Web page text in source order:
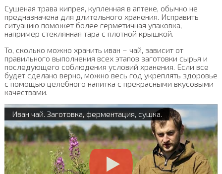
Сушеная трава кипрея, купленная в аптеке, обычно не
предназначена для длительного хранения. Исправить
ситуацию поможет более герметичная упаковка,
например стеклянная тара с плотной крышкой.
То, сколько можно хранить иван – чай, зависит от
правильного выполнения всех этапов заготовки сырья и
последующего соблюдения условий хранения. Если все
будет сделано верно, можно весь год укреплять здоровье
с помощью целебного напитка с прекрасными вкусовыми
качествами.
Иван чай. Заготовка, ферментация, сушка.